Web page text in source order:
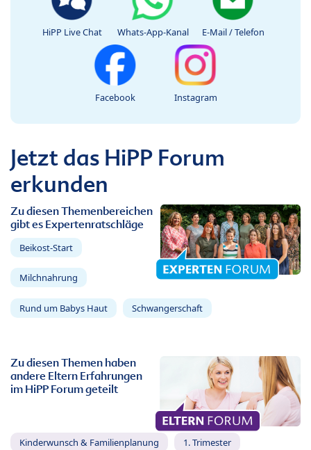
HiPP Live Chat Whats-App-Kanal E-Mail / Telefon
Facebook Instagram
Jetzt das HiPP Forum
erkunden
Zu diesen Themenbereichen
gibt es Expertenratschläge
Beikost-Start
Milchnahrung
Rund um Babys Haut Schwangerschaft
Zu diesen Themen haben
andere Eltern Erfahrungen
im HiPP Forum geteilt
Kinderwunsch & Familienplanung 1. Trimester